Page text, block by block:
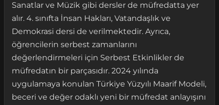
Sanatlar ve Müzik gibi dersler de müfredatta yer
alır. 4. sınıfta İnsan Hakları, Vatandaşlık ve
Demokrasi dersi de verilmektedir. Ayrıca,
öğrencilerin serbest zamanlarını
değerlendirmeleri için Serbest Etkinlikler de
müfredatın bir parçasıdır. 2024 yılında
uygulamaya konulan Türkiye Yüzyılı Maarif Modeli,
beceri ve değer odaklı yeni bir müfredat anlayışını